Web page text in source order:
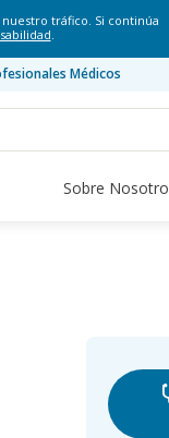
tráfico. Si continúa
.
Médicos
Sobre